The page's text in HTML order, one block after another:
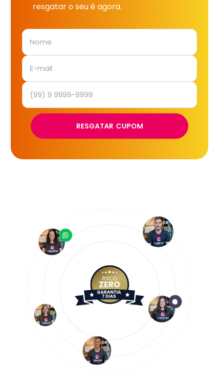
resgatar o seu é agora.
RESGATAR CUPOM